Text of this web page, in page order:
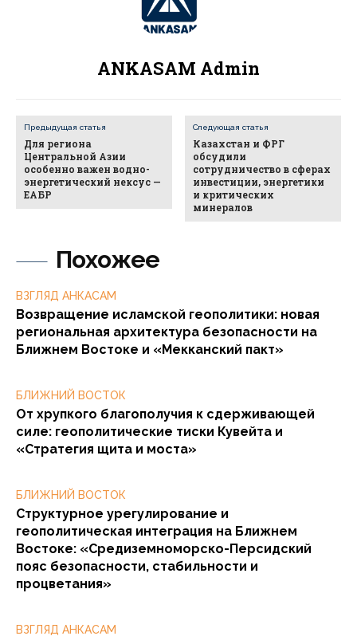
Похожее
ВЗГЛЯД АНКАСАМ
Возвращение исламской геополитики: новая
региональная архитектура безопасности на
Ближнем Востоке и «Мекканский пакт»
БЛИЖНИЙ ВОСТОК
От хрупкого благополучия к сдерживающей
силе: геополитические тиски Кувейта и
«Стратегия щита и моста»
БЛИЖНИЙ ВОСТОК
Структурное урегулирование и
геополитическая интеграция на Ближнем
Востоке: «Средиземноморско-Персидский
пояс безопасности, стабильности и
процветания»
ВЗГЛЯД АНКАСАМ
ANKASAM Admin
Предыдущая статья
Для региона
Центральной Азии
особенно важен водно-
энергетический нексус —
ЕАБР
Следующая статья
Казахстан и ФРГ
обсудили
сотрудничество в сферах
инвестиции, энергетики
и критических
минералов